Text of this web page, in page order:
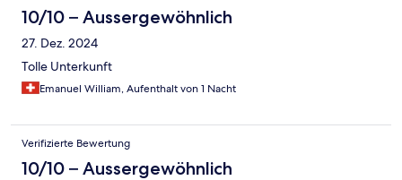
10/10 – Aussergewöhnlich
27. Dez. 2024
Tolle Unterkunft
Emanuel William, Aufenthalt von 1 Nacht
Verifizierte Bewertung
10/10 – Aussergewöhnlich